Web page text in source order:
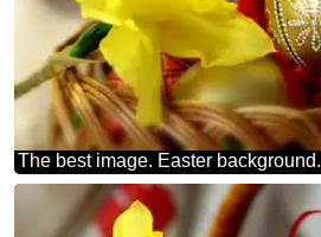
The best image. Easter background.